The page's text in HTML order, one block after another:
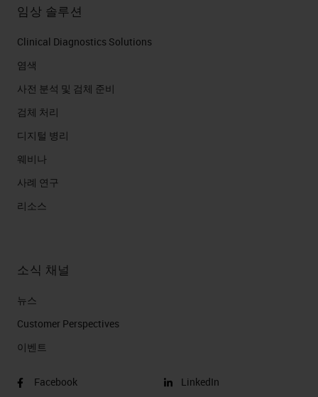
임상 솔루션
Clinical Diagnostics Solutions
염색
사전 분석 및 검체 준비
검체 처리
디지털 병리
웨비나
사례 연구
리소스
소식 채널
뉴스
Customer Perspectives​
이벤트
Facebook
LinkedIn